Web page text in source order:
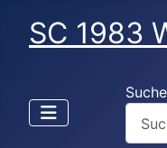
SC 1983